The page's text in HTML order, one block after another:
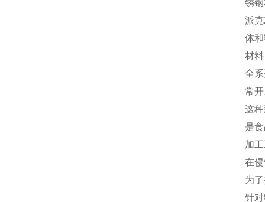
锈
派
体
材
全
常
这
是
加
在
为
针